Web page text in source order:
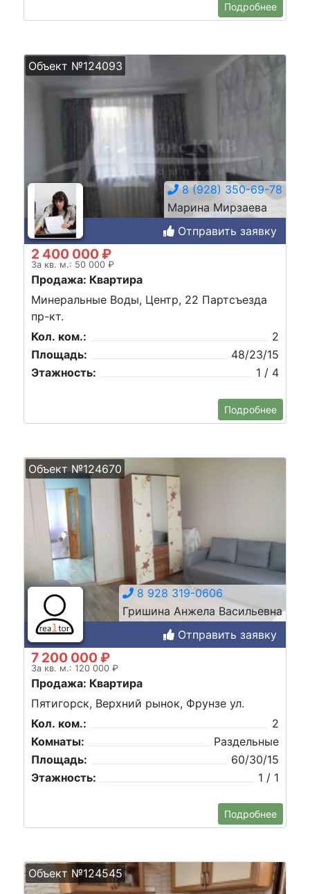
Подробнее
Объект №124093
8 (928) 350-69-78
Марина Мирзаева
Отправить заявку
2 400 000 ₽
За кв. м.: 50 000 ₽
Продажа: Квартира
Минеральные Воды, Центр, 22 Партсъезда
пр-кт.
Кол. ком.:
2
Площадь:
48/23/15
Этажность:
1 / 4
Подробнее
Объект №124670
8 928 319-0606
Гришина Анжела Васильевна
Отправить заявку
7 200 000 ₽
За кв. м.: 120 000 ₽
Продажа: Квартира
Пятигорск, Верхний рынок, Фрунзе ул.
Кол. ком.:
2
Комнаты:
Раздельные
Площадь:
60/30/15
Этажность:
1 / 1
Подробнее
Объект №124545